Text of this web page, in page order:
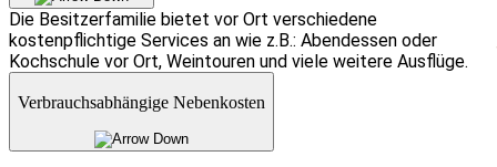
Die Besitzerfamilie bietet vor Ort verschiedene
kostenpflichtige Services an wie z.B.: Abendessen oder
Kochschule vor Ort, Weintouren und viele weitere Ausflüge.
Verbrauchsabhängige Nebenkosten